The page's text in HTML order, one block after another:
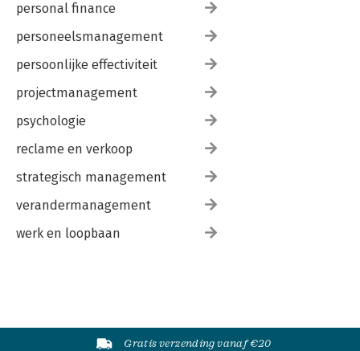
personal finance
personeelsmanagement
persoonlijke effectiviteit
projectmanagement
psychologie
reclame en verkoop
strategisch management
verandermanagement
werk en loopbaan
Gratis verzending vanaf €20